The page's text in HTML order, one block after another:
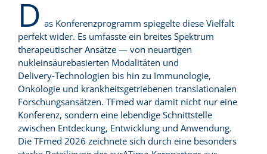
D as Konferenzprogramm spiegelte diese Vielfalt
perfekt wider. Es umfasste ein breites Spektrum
therapeutischer Ansätze — von neuartigen
nukleinsäurebasierten Modalitäten und
Delivery‑Technologien bis hin zu Immunologie,
Onkologie und krankheitsgetriebenen translationalen
Forschungsansätzen. TFmed war damit nicht nur eine
Konferenz, sondern eine lebendige Schnittstelle
zwischen Entdeckung, Entwicklung und Anwendung.
Die TFmed 2026 zeichnete sich durch eine besonders